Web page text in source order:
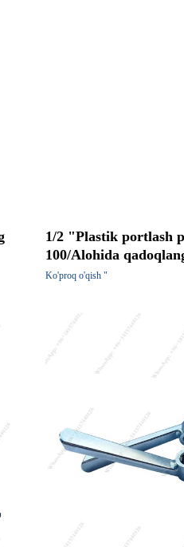
1/2 "Plastik portlash
100/Alohida
Ko'proq o'qish "